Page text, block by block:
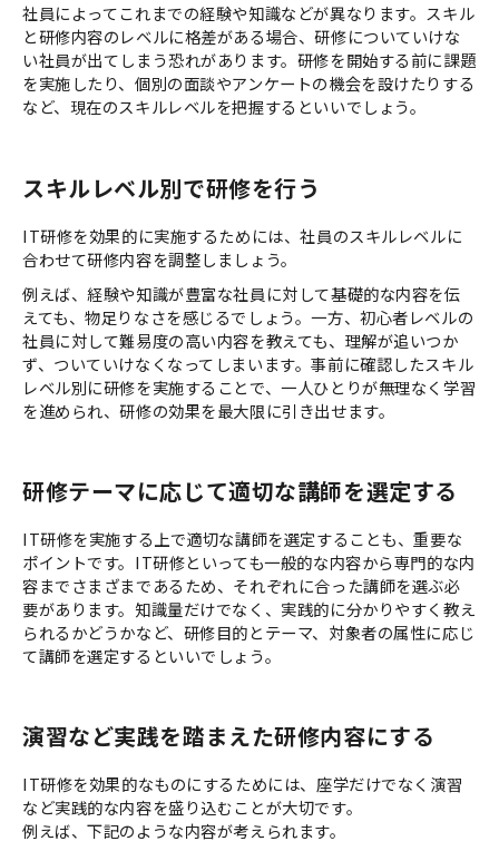
社員によってこれまでの経験や知識などが異なります。スキル
と研修内容のレベルに格差がある場合、研修についていけな
い社員が出てしまう恐れがあります。研修を開始する前に課題
を実施したり、個別の面談やアンケートの機会を設けたりする
など、現在のスキルレベルを把握するといいでしょう。
スキルレベル別で研修を行う
IT研修を効果的に実施するためには、社員のスキルレベルに
合わせて研修内容を調整しましょう。
例えば、経験や知識が豊富な社員に対して基礎的な内容を伝
えても、物足りなさを感じるでしょう。一方、初心者レベルの
社員に対して難易度の高い内容を教えても、理解が追いつか
ず、ついていけなくなってしまいます。事前に確認したスキル
レベル別に研修を実施することで、一人ひとりが無理なく学習
を進められ、研修の効果を最大限に引き出せます。
研修テーマに応じて適切な講師を選定する
IT研修を実施する上で適切な講師を選定することも、重要な
ポイントです。IT研修といっても一般的な内容から専門的な内
容までさまざまであるため、それぞれに合った講師を選ぶ必
要があります。知識量だけでなく、実践的に分かりやすく教え
られるかどうかなど、研修目的とテーマ、対象者の属性に応じ
て講師を選定するといいでしょう。
演習など実践を踏まえた研修内容にする
IT研修を効果的なものにするためには、座学だけでなく演習
など実践的な内容を盛り込むことが大切です。
例えば、下記のような内容が考えられます。